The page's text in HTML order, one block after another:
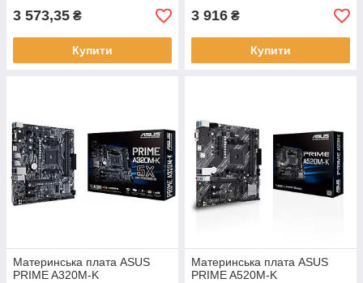
3 573,35 ₴
Купити
3 916 ₴
Купити
Материнська плата ASUS
PRIME A320M-K
Материнська плата ASUS
PRIME A520M-K